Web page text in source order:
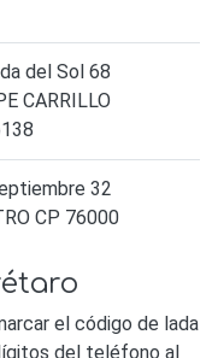
del Sol 68
CARRILLO
32
CP 76000
el código de lada
del teléfono al